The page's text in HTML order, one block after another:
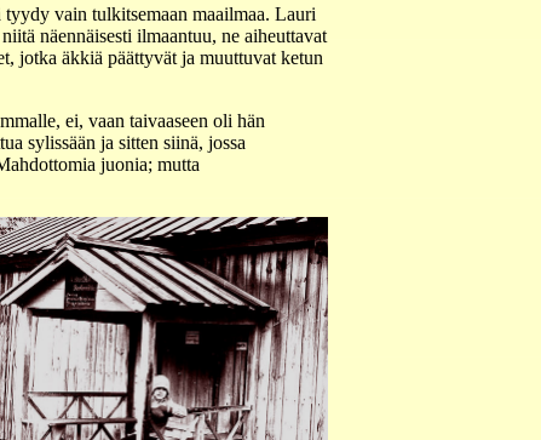
vain tulkitsemaan maailmaa. Lauri
näennäisesti ilmaantuu, ne aiheuttavat
jotka äkkiä päättyvät ja muuttuvat ketun
ei, vaan taivaaseen oli hän
sylissään ja sitten siinä, jossa
juonia; mutta